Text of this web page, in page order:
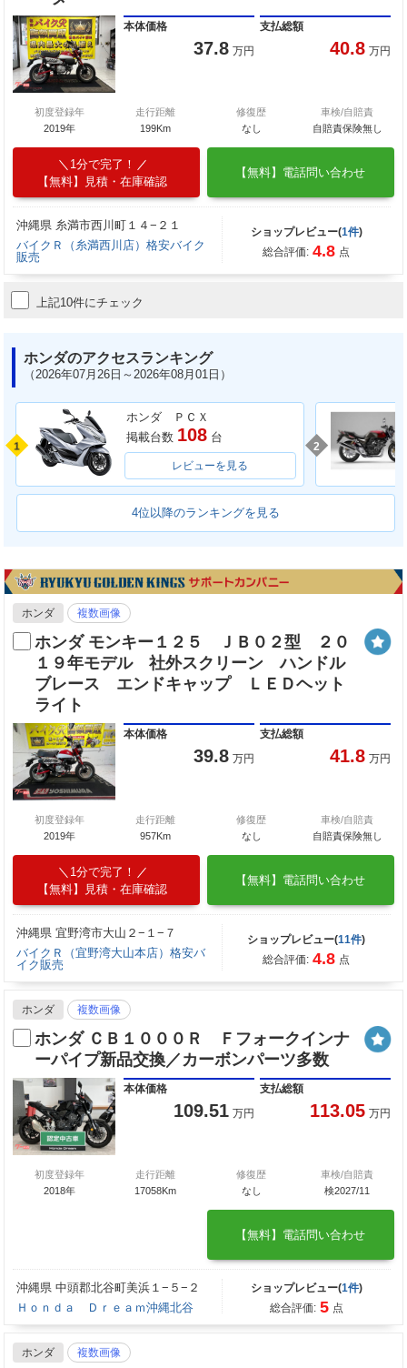
本体価格
37.8 万円
支払総額
40.8 万円
初度登録年
2019年
走行距離
199Km
修復歴
なし
車検/自賠責
自賠責保険無し
1分で完了！
【無料】見積・在庫確認
【無料】電話問い合わせ
沖縄県 糸満市西川町１４−２１
バイクＲ（糸満西川店）格安バイク
販売
ショップレビュー(1件)
総合評価: 4.8 点
上記10件にチェック
ホンダのアクセスランキング
（2026年07月26日～2026年08月01日）
1
ホンダ ＰＣＸ
掲載台数 108 台
レビューを見る
2
4位以降のランキングを見る
ホンダ 複数画像
ホンダ モンキー１２５ ＪＢ０２型 ２０
１９年モデル 社外スクリーン ハンドル
ブレース エンドキャップ ＬＥＤヘット
ライト
本体価格
39.8 万円
支払総額
41.8 万円
初度登録年
2019年
走行距離
957Km
修復歴
なし
車検/自賠責
自賠責保険無し
1分で完了！
【無料】見積・在庫確認
【無料】電話問い合わせ
沖縄県 宜野湾市大山２−１−７
バイクＲ（宜野湾大山本店）格安バ
イク販売
ショップレビュー(11件)
総合評価: 4.8 点
ホンダ 複数画像
ホンダ ＣＢ１０００Ｒ Ｆフォークインナ
ーパイプ新品交換／カーボンパーツ多数
本体価格
109.51 万円
支払総額
113.05 万円
初度登録年
2018年
走行距離
17058Km
修復歴
なし
車検/自賠責
検2027/11
【無料】電話問い合わせ
沖縄県 中頭郡北谷町美浜１−５−２
Ｈｏｎｄａ Ｄｒｅａｍ沖縄北谷
ショップレビュー(1件)
総合評価: 5 点
ホンダ 複数画像